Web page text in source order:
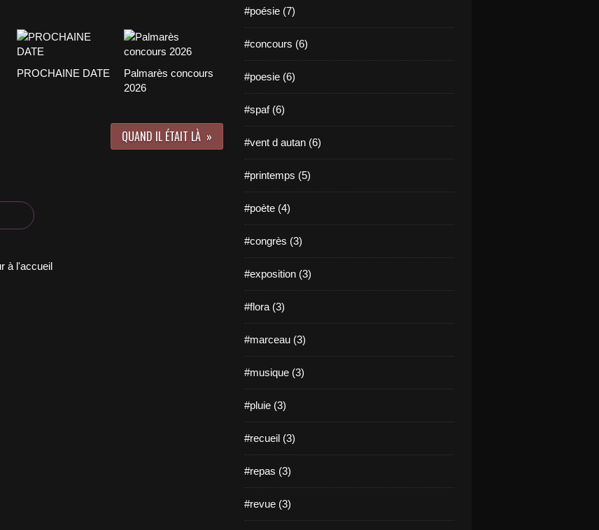
PROCHAINE DATE
Palmarès concours
2026
QUAND IL ÉTAIT LÀ
à l'accueil
#poésie (7)
#concours (6)
#poesie (6)
#spaf (6)
#vent d autan (6)
#printemps (5)
#poète (4)
#congrès (3)
#exposition (3)
#flora (3)
#marceau (3)
#musique (3)
#pluie (3)
#recueil (3)
#repas (3)
#revue (3)